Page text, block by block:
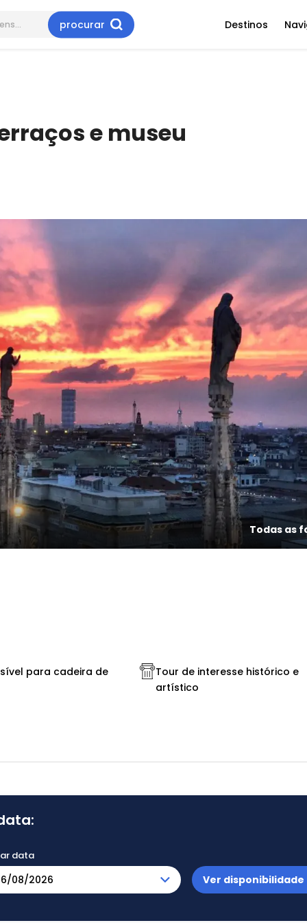
procurar Destinos
e museu
Todas as
para cadeira de
Tour de interesse histórico e
artístico
data
Ver disponibilidade